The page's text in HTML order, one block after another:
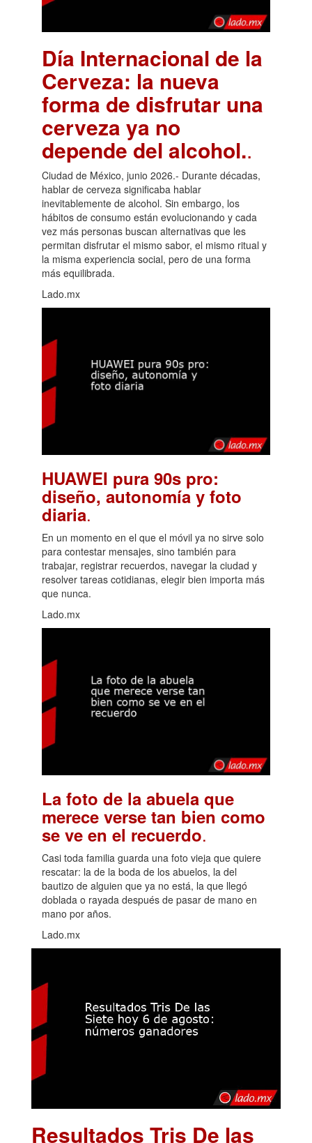
Día Internacional de la
Cerveza: la nueva
forma de disfrutar una
cerveza ya no
depende del alcohol..
Ciudad de México, junio 2026.- Durante décadas,
hablar de cerveza significaba hablar
inevitablemente de alcohol. Sin embargo, los
hábitos de consumo están evolucionando y cada
vez más personas buscan alternativas que les
permitan disfrutar el mismo sabor, el mismo ritual y
la misma experiencia social, pero de una forma
más equilibrada.
Lado.mx
HUAWEI pura 90s pro:
diseño, autonomía y foto
diaria.
En un momento en el que el móvil ya no sirve solo
para contestar mensajes, sino también para
trabajar, registrar recuerdos, navegar la ciudad y
resolver tareas cotidianas, elegir bien importa más
que nunca.
Lado.mx
La foto de la abuela que
merece verse tan bien como
se ve en el recuerdo.
Casi toda familia guarda una foto vieja que quiere
rescatar: la de la boda de los abuelos, la del
bautizo de alguien que ya no está, la que llegó
doblada o rayada después de pasar de mano en
mano por años.
Lado.mx
Resultados Tris De las